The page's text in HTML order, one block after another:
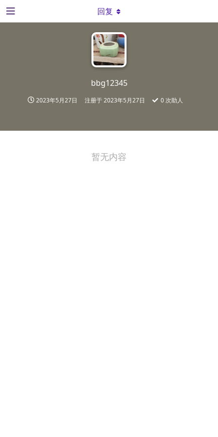
bbg12345
2023年5月27日 注册于2023年5月27日 0 次助人
回复
暂无内容